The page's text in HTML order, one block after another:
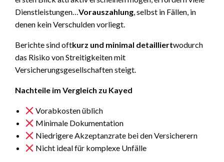
Dienstleistungen…Vorauszahlung, selbst in Fällen, in
denen kein Verschulden vorliegt.
Berichte sind oftkurz und minimal detailliertwodurch
das Risiko von Streitigkeiten mit
Versicherungsgesellschaften steigt.
Nachteile im Vergleich zu Kayed
Vorabkosten üblich
Minimale Dokumentation
Niedrigere Akzeptanzrate bei den Versicherern
Nicht ideal für komplexe Unfälle